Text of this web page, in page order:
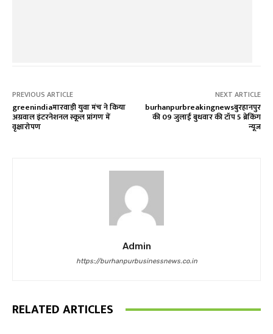
PREVIOUS ARTICLE
greenindiaमारवाड़ी युवा मंच ने किया
अग्रवाल इंटरनेशनल स्कूल प्रांगण में
वृक्षारोपण
NEXT ARTICLE
burhanpurbreakingnewsबुरहानपुर
की 09 जुलाई बुधवार की टॉप 5 ब्रेकिंग
न्यूज
Admin
https://burhanpurbusinessnews.co.in
RELATED ARTICLES